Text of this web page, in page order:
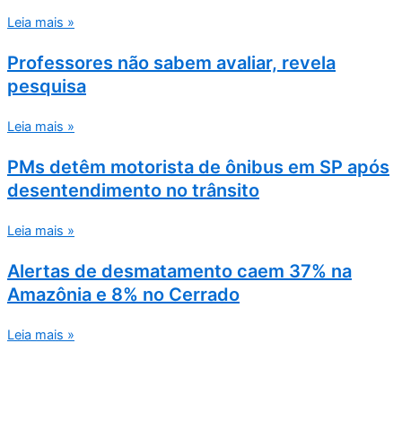
Leia mais »
Professores não sabem avaliar, revela
pesquisa
Leia mais »
PMs detêm motorista de ônibus em SP após
desentendimento no trânsito
Leia mais »
Alertas de desmatamento caem 37% na
Amazônia e 8% no Cerrado
Leia mais »